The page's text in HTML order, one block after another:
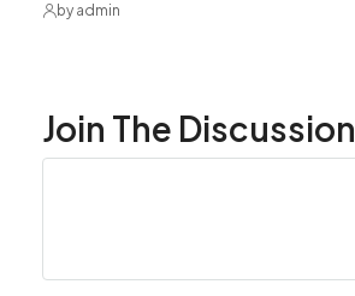
by admin
Join The Discussion